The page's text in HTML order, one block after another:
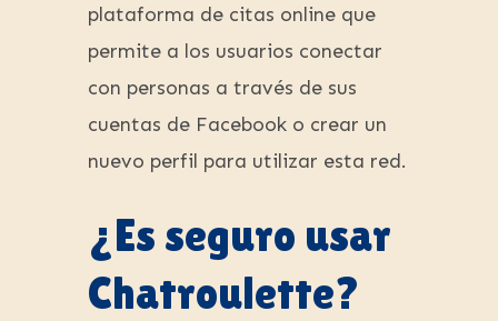
plataforma de citas online que
permite a los usuarios conectar
con personas a través de sus
cuentas de Facebook o crear un
nuevo perfil para utilizar esta red.
¿Es seguro usar
Chatroulette?